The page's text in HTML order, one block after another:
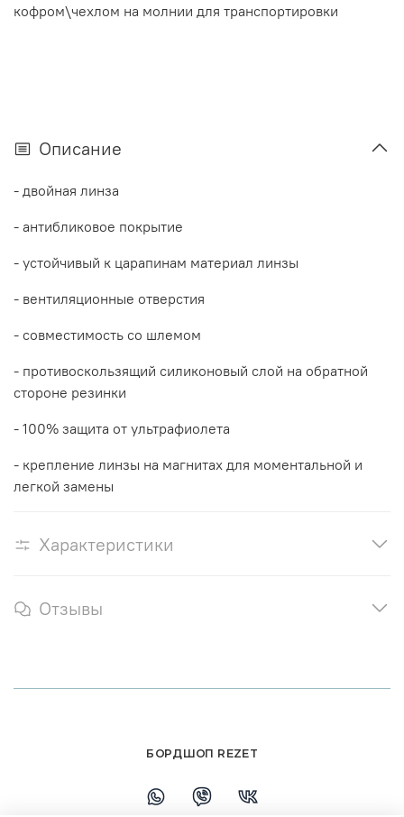
кофром\чехлом на молнии для транспортировки
Описание
- двойная линза
- антибликовое покрытие
- устойчивый к царапинам материал линзы
- вентиляционные отверстия
- совместимость со шлемом
- противоскользящий силиконовый слой на обратной
стороне резинки
- 100% защита от ультрафиолета
- крепление линзы на магнитах для моментальной и
легкой замены
Характеристики
Отзывы
БОРДШОП REZET